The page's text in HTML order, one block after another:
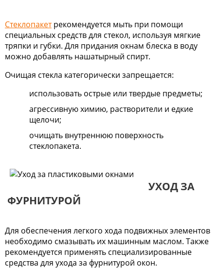
Стеклопакетрекомендуется мыть при помощи
специальных средств для стекол, используя мягкие
тряпки и губки. Для придания окнам блеска в воду
можно добавлять нашатырный спирт.
Очищая стекла категорически запрещается:
использовать острые или твердые предметы;
агрессивную химию, растворители и едкие
щелочи;
очищать внутреннюю поверхность
стеклопакета.
УХОД ЗА
ФУРНИТУРОЙ
Для обеспечения легкого хода подвижных элементов
необходимо смазывать их машинным маслом. Также
рекомендуется применять специализированные
средства для ухода за фурнитурой окон.